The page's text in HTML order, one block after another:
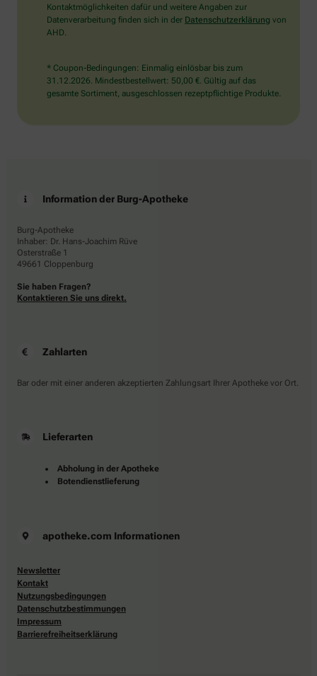
Kontaktmöglichkeiten dafür und weitere Angaben zur
Datenverarbeitung finden sich in der Datenschutzerklärung von
AHD.
* Coupon-Bedingungen: Einmalig einlösbar bis zum
31.12.2026. Mindestbestellwert: 50,00 €. Gültig auf das
gesamte Sortiment, ausgeschlossen rezeptpflichtige Produkte.
Information der Burg-Apotheke
Burg-Apotheke
Inhaber: Dr. Hans-Joachim Rüve
Osterstraße 1
49661 Cloppenburg
Sie haben Fragen?
Kontaktieren Sie uns direkt.
Zahlarten
Bar oder mit einer anderen akzeptierten Zahlungsart Ihrer Apotheke vor Ort.
Lieferarten
Abholung in der Apotheke
Botendienstlieferung
apotheke.com Informationen
Newsletter
Kontakt
Nutzungsbedingungen
Datenschutzbestimmungen
Impressum
Barrierefreiheitserklärung